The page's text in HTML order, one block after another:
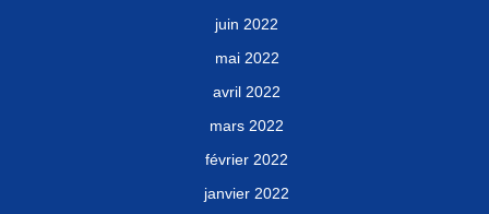
juin 2022
mai 2022
avril 2022
mars 2022
février 2022
janvier 2022